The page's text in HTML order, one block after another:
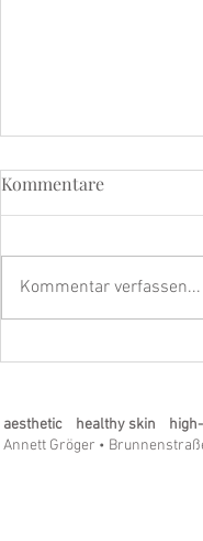
Kommentare
Kommentar verfassen...
aesthetic healthy skin high-
Annett Gröger •